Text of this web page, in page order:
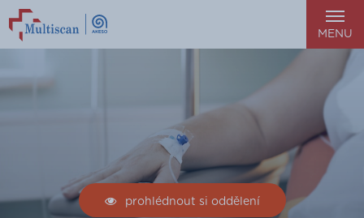
MENU
prohlédnout si oddělení